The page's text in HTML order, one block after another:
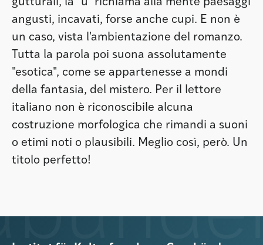
gutturali, la "u" richiama alla mente paesaggi
angusti, incavati, forse anche cupi. E non è
un caso, vista l'ambientazione del romanzo.
Tutta la parola poi suona assolutamente
"esotica", come se appartenesse a mondi
della fantasia, del mistero. Per il lettore
italiano non è riconoscibile alcuna
costruzione morfologica che rimandi a suoni
o etimi noti o plausibili. Meglio così, però. Un
titolo perfetto!